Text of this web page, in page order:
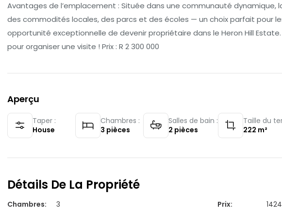
Avantages de l’emplacement : Située dans une communauté dynamique,
des commodités locales, des parcs et des écoles — un choix parfait pour
opportunité exceptionnelle de devenir propriétaire dans le Heron Hill
pour organiser une visite ! Prix : R 2 300 000
Aperçu
Taper :
House
Chambres :
3 pièces
Salles de bain :
2 pièces
Taille du
222 m²
Détails De La Propriété
Chambres: 3 Prix: